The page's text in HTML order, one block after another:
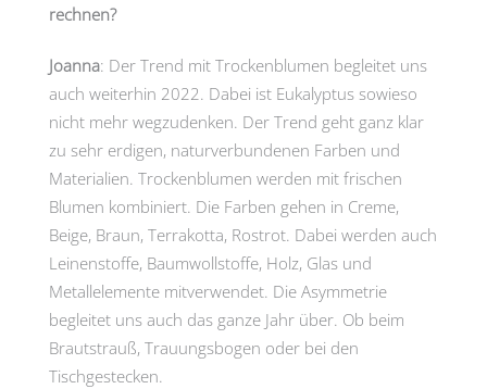
rechnen?
Joanna: Der Trend mit Trockenblumen begleitet uns
auch weiterhin 2022. Dabei ist Eukalyptus sowieso
nicht mehr wegzudenken. Der Trend geht ganz klar
zu sehr erdigen, naturverbundenen Farben und
Materialien. Trockenblumen werden mit frischen
Blumen kombiniert. Die Farben gehen in Creme,
Beige, Braun, Terrakotta, Rostrot. Dabei werden auch
Leinenstoffe, Baumwollstoffe, Holz, Glas und
Metallelemente mitverwendet. Die Asymmetrie
begleitet uns auch das ganze Jahr über. Ob beim
Brautstrauß, Trauungsbogen oder bei den
Tischgestecken.